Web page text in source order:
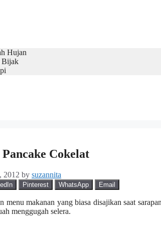
Hujan
Bijak
Cokelat
2012 by suzannita
Pinterest WhatsApp Email
menu makanan yang biasa disajikan saat
menggugah selera.